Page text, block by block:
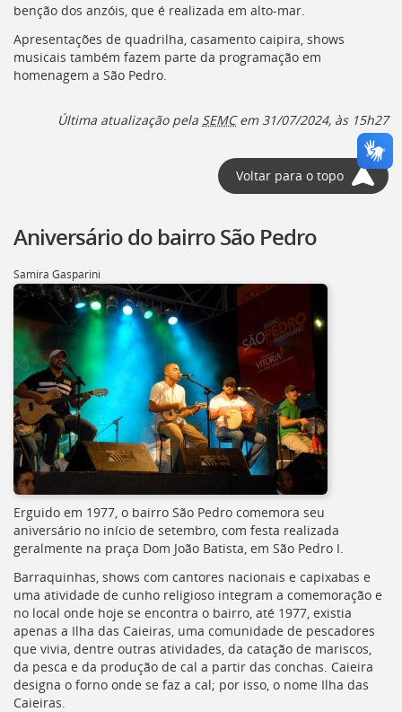
benção dos anzóis, que é realizada em alto-mar.
Apresentações de quadrilha, casamento caipira, shows
musicais também fazem parte da programação em
homenagem a São Pedro.
Última atualização pela SEMCem 31/07/2024, às 15h27
Voltar para o topo
Aniversário do bairro São Pedro
Samira Gasparini
Erguido em 1977, o bairro São Pedro comemora seu
aniversário no início de setembro, com festa realizada
geralmente na praça Dom João Batista, em São Pedro I.
Barraquinhas, shows com cantores nacionais e capixabas e
uma atividade de cunho religioso integram a comemoração e
no local onde hoje se encontra o bairro, até 1977, existia
apenas a Ilha das Caieiras, uma comunidade de pescadores
que vivia, dentre outras atividades, da catação de mariscos,
da pesca e da produção de cal a partir das conchas. Caieira
designa o forno onde se faz a cal; por isso, o nome Ilha das
Caieiras.